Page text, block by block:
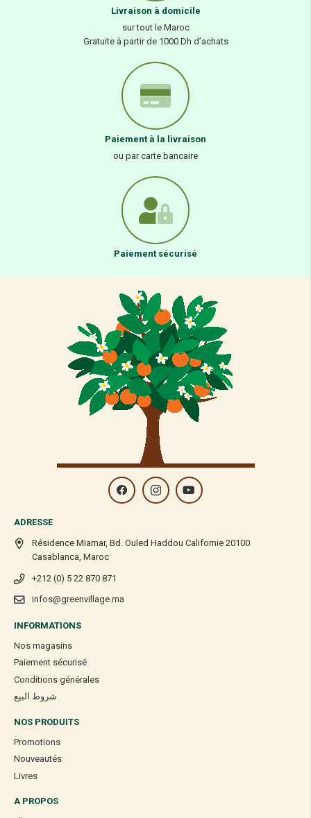
Livraison à domicile
sur tout le Maroc
Gratuite à partir de 1000 Dh d’achats
Paiement à la livraison
ou par carte bancaire
Paiement sécurisé
ADRESSE
Résidence Miamar, Bd. Ouled Haddou Californie 20100
Casablanca, Maroc
+212 (0) 5 22 870 871
infos@greenvillage.ma
INFORMATIONS
Nos magasins
Paiement sécurisé
Conditions générales
شروط البيع
NOS PRODUITS
Promotions
Nouveautés
Livres
A PROPOS